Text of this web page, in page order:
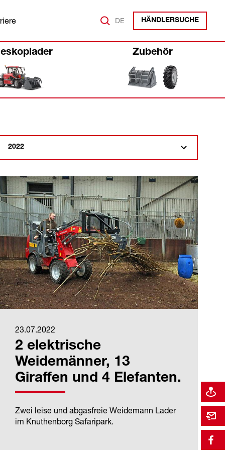
DE HÄNDLERSUCHE
Zubehör
2022
23.07.2022
2 elektrische
Weidemänner, 13
Giraffen und 4 Elefanten.
Zwei leise und abgasfreie Weidemann Lader
im Knuthenborg Safaripark.